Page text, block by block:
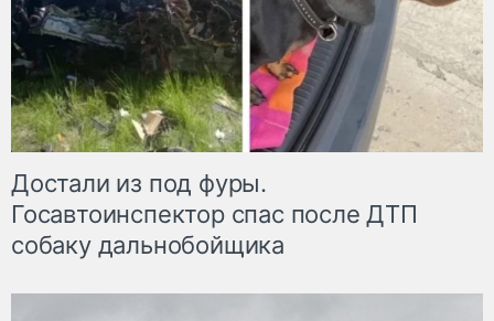
Достали из под фуры.
Госавтоинспектор спас после ДТП
собаку дальнобойщика